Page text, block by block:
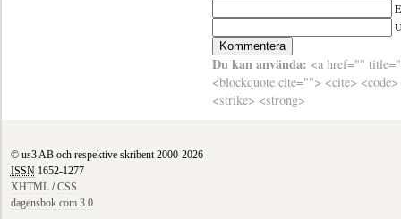
Du kan använda: <a href=""
<blockquote cite=""> <cite>
<strike> <strong>
© us3 AB och respektive skribent 2000-2026
ISSN1652-1277
XHTML/CSS
dagensbok.com 3.0